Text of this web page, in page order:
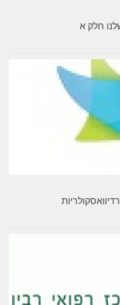
חלק א